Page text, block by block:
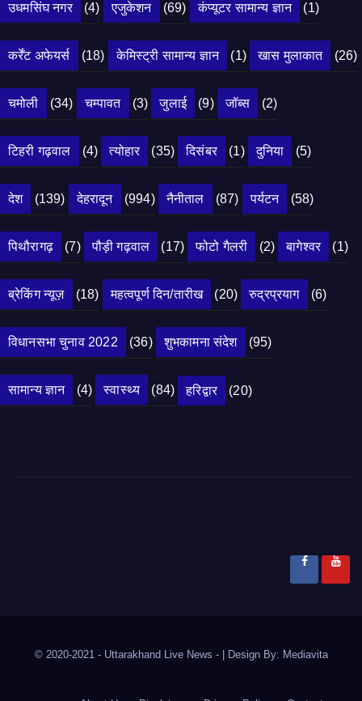
उधमसिंघ नगर (4) एजुकेशन (69) कंप्यूटर सामान्य ज्ञान (1)
कर्रेंट अफेयर्स (18) केमिस्ट्री सामान्य ज्ञान (1) खास मुलाकात (26)
चमोली (34) चम्पावत (3) जुलाई (9) जॉब्स (2)
टिहरी गढ़वाल (4) त्योहार (35) दिसंबर (1) दुनिया (5)
देश (139) देहरादून (994) नैनीताल (87) पर्यटन (58)
पिथौरागढ़ (7) पौड़ी गढ़वाल (17) फोटो गैलरी (2) बागेश्वर (1)
ब्रेकिंग न्यूज़ (18) महत्वपूर्ण दिन/तारीख (20) रुद्रप्रयाग (6)
विधानसभा चुनाव 2022 (36) शुभकामना संदेश (95)
सामान्य ज्ञान (4) स्वास्थ्य (84) हरिद्वार (20)
© 2020-2021 - Uttarakhand Live News - Design By: Mediavita